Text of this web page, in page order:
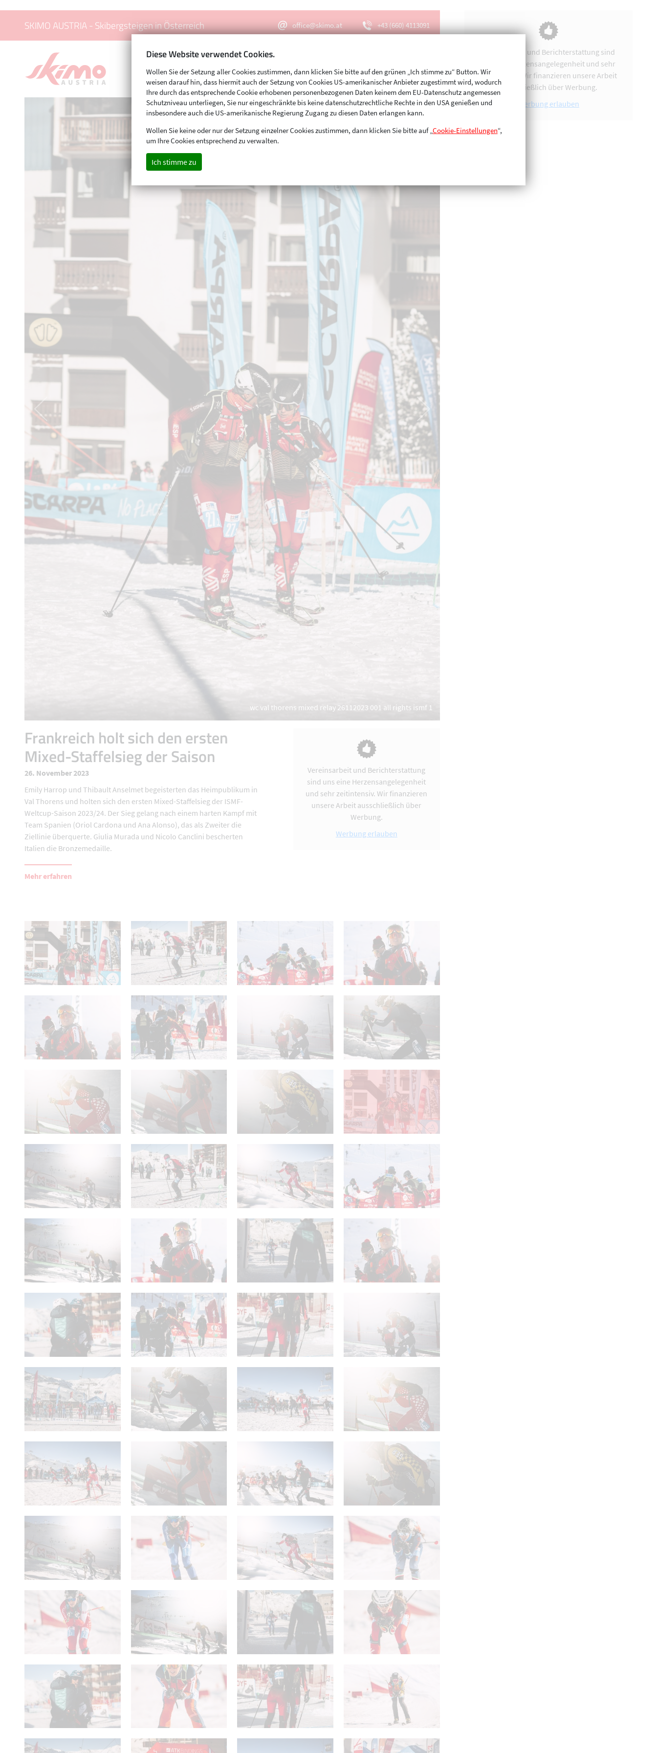
SKIMO AUSTRIA - Skibergsteigen in Österreich office@skimo.at +43 (660) 4113091
Menu
wc val thorens mixed relay 26112023 001 all rights ismf 1
Frankreich holt sich den ersten
Mixed-Staffelsieg der Saison
26. November 2023
Emily Harrop und Thibault Anselmet begeisterten das Heimpublikum in
Val Thorens und holten sich den ersten Mixed-Staffelsieg der ISMF-
Weltcup-Saison 2023/24. Der Sieg gelang nach einem harten Kampf mit
Team Spanien (Oriol Cardona und Ana Alonso), das als Zweiter die
Ziellinie überquerte. Giulia Murada und Nicolo Canclini bescherten
Italien die Bronzemedaille.
Mehr erfahren
Vereinsarbeit und Berichterstattung
sind uns eine Herzensangelegenheit
und sehr zeitintensiv. Wir finanzieren
unsere Arbeit ausschließlich über
Werbung.
Werbung erlauben
Vereinsarbeit und Berichterstattung sind
uns eine Herzensangelegenheit und sehr
zeitintensiv. Wir finanzieren unsere Arbeit
ausschließlich über Werbung.
Werbung erlauben
Diese Website verwendet Cookies.
Wollen Sie der Setzung aller Cookies zustimmen, dann klicken Sie bitte auf den grünen „Ich stimme zu“ Button. Wir
weisen darauf hin, dass hiermit auch der Setzung von Cookies US-amerikanischer Anbieter zugestimmt wird, wodurch
Ihre durch das entsprechende Cookie erhobenen personenbezogenen Daten keinem dem EU-Datenschutz angemessen
Schutzniveau unterliegen, Sie nur eingeschränkte bis keine datenschutzrechtliche Rechte in den USA genießen und
insbesondere auch die US-amerikanische Regierung Zugang zu diesen Daten erlangen kann.
Wollen Sie keine oder nur der Setzung einzelner Cookies zustimmen, dann klicken Sie bitte auf „Cookie-Einstellungen“,
um Ihre Cookies entsprechend zu verwalten.
Ich stimme zu